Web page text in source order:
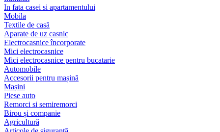
In fata casei si apartamentului
Mobila
Textile de casă
Aparate de uz casnic
Electrocasnice încorporate
Mici electrocasnice
Mici electrocasnice pentru bucatarie
Automobile
Accesorii pentru mașină
Mașini
Piese auto
Remorci si semiremorci
Birou și companie
Agricultură